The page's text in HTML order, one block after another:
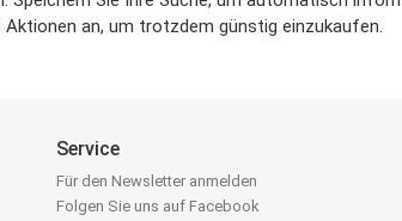
an, um trotzdem günstig einzukaufen.
Service
Für den Newsletter anmelden
Folgen Sie uns auf Facebook